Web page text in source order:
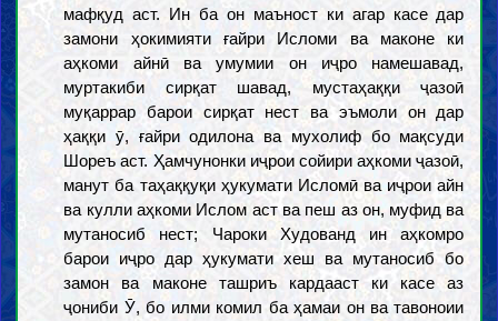
мафқуд аст. Ин ба он маъност ки агар касе дар
замони ҳокимияти ғайри Исломи ва маконе ки
аҳкоми айнӣ ва умумии он иҷро намешавад,
муртакиби сирқат шавад, мустаҳаққи ҷазоӣ
муқаррар барои сирқат нест ва эъмоли он дар
ҳаққи ӯ, ғайри одилона ва мухолиф бо мақсуди
Шореъ аст. Ҳамчунонки иҷрои сойири аҳкоми ҷазоӣ,
манут ба таҳаққуқи ҳукумати Исломӣ ва иҷрои айн
ва кулли аҳкоми Ислом аст ва пеш аз он, муфид ва
мутаносиб нест; Чароки Худованд ин аҳкомро
барои иҷро дар ҳукумати хеш ва мутаносиб бо
замон ва маконе ташриъ кардааст ки касе аз
ҷониби Ӯ, бо илми комил ба ҳамаи он ва тавоноии